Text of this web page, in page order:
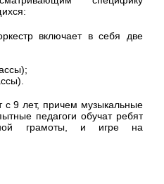
включает в себя две
с 9 лет, причем музыкальные
педагоги обучат ребят
грамоты, и игре на